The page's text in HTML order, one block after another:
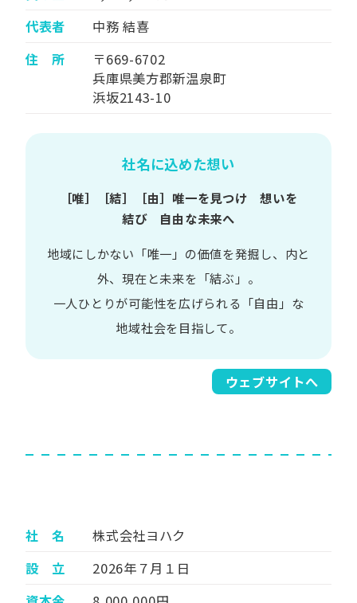
代表者
中務 結喜
住 所
〒669-6702
兵庫県美方郡新温泉町
浜坂2143-10
社名に込めた想い
［唯］​［結］​［由］ 唯一を​見つけ 想いを​
結び 自由な​未来へ
地域に​しかない​「唯一」の​価値を​発掘し、 内と​
外、​現在と​未来を​「結ぶ」。
一人​ひとりが​可能性を​広げられる 「自由」な​
地域社会を​目指して。​
ウェブサイトへ
社 名
株式会社ヨハク
設 立
2026年７月１日